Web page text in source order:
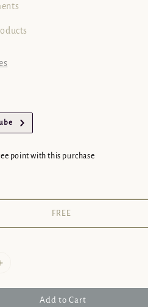
point with this purchase
FREE
Add to Cart